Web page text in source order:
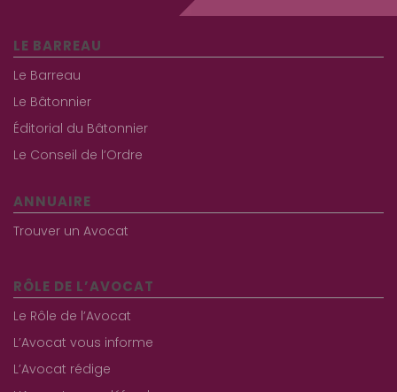
LE BARREAU
Le Barreau
Le Bâtonnier
Éditorial du Bâtonnier
Le Conseil de l’Ordre
ANNUAIRE
Trouver un Avocat
RÔLE DE L’AVOCAT
Le Rôle de l’Avocat
L’Avocat vous informe
L’Avocat rédige